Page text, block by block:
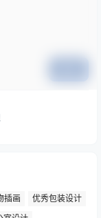
插画
优秀包装设计